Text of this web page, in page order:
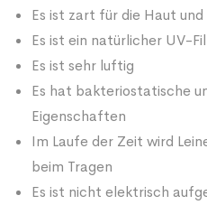
Es ist zart für die Haut
Es ist ein natürlicher UV-
Es ist sehr luftig
Es hat bakteriostatische
Eigenschaften
Im Laufe der Zeit wird
beim Tragen
Es ist nicht elektrisch